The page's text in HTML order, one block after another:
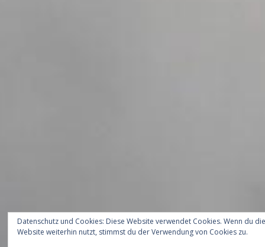
Datenschutz und Cookies: Diese Website verwendet Cookies. Wenn du die
Website weiterhin nutzt, stimmst du der Verwendung von Cookies zu.